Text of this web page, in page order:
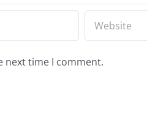
next time I comment.